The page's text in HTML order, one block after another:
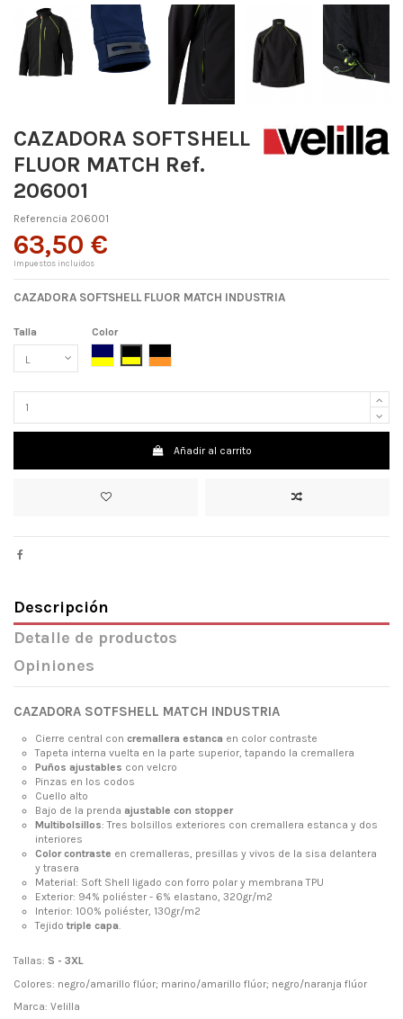
CAZADORA SOFTSHELL
FLUOR MATCH Ref.
206001
Referencia 206001
63,50 €
Impuestos incluidos
CAZADORA SOFTSHELL FLUOR MATCH INDUSTRIA
Talla
Color
MARINO/AMARILLO FLÚOR
NEGRO/AMARILLO FLÚOR
Añadir al carrito
Descripción
Detalle de productos
Opiniones
CAZADORA SOTFSHELL MATCH INDUSTRIA
Cierre central con cremallera estanca en color contraste
Tapeta interna vuelta en la parte superior, tapando la cremallera
Puños ajustables con velcro
Pinzas en los codos
Cuello alto
Bajo de la prenda ajustable con stopper
Multibolsillos: Tres bolsillos exteriores con cremallera estanca y dos
interiores
Color contraste en cremalleras, presillas y vivos de la sisa delantera
y trasera
Material: Soft Shell ligado con forro polar y membrana TPU
Exterior: 94% poliéster - 6% elastano, 320gr/m2
Interior: 100% poliéster, 130gr/m2
Tejido triple capa
Tallas: S - 3XL
Colores: negro/amarillo flúor; marino/amarillo flúor; negro/naranja flúor
Marca: Velilla